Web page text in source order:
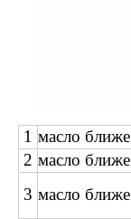
1 масло ближе
2 масло ближе
3 масло ближе